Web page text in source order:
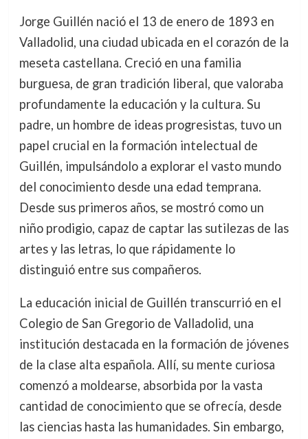
Jorge Guillén nació el 13 de enero de 1893 en
Valladolid, una ciudad ubicada en el corazón de la
meseta castellana. Creció en una familia
burguesa, de gran tradición liberal, que valoraba
profundamente la educación y la cultura. Su
padre, un hombre de ideas progresistas, tuvo un
papel crucial en la formación intelectual de
Guillén, impulsándolo a explorar el vasto mundo
del conocimiento desde una edad temprana.
Desde sus primeros años, se mostró como un
niño prodigio, capaz de captar las sutilezas de las
artes y las letras, lo que rápidamente lo
distinguió entre sus compañeros.
La educación inicial de Guillén transcurrió en el
Colegio de San Gregorio de Valladolid, una
institución destacada en la formación de jóvenes
de la clase alta española. Allí, su mente curiosa
comenzó a moldearse, absorbida por la vasta
cantidad de conocimiento que se ofrecía, desde
las ciencias hasta las humanidades. Sin embargo,